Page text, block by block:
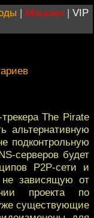
| Магазин | VIP
The Pirate
альтернативную
подконтрольную
серверов будет
P2P-сети и
не зависящую от
проекта по
существующие